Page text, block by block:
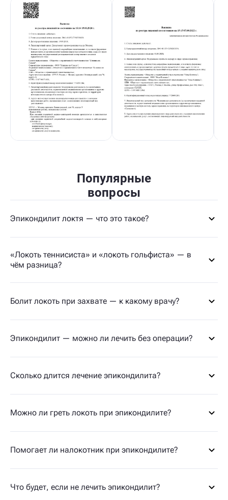
Популярные
вопросы
Эпикондилит локтя — что это такое?
«Локоть теннисиста» и «локоть гольфиста» — в
чём разница?
Болит локоть при захвате — к какому врачу?
Эпикондилит — можно ли лечить без операции?
Сколько длится лечение эпикондилита?
Можно ли греть локоть при эпикондилите?
Помогает ли налокотник при эпикондилите?
Что будет, если не лечить эпикондилит?